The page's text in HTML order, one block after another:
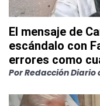
El mensaje de
escándalo con
errores como
PorRedacción Diario